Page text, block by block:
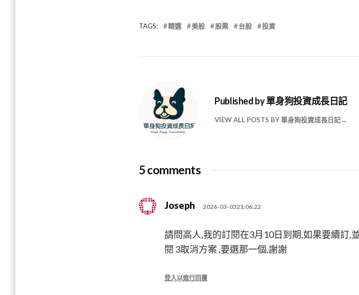
TAGS: 精選 美股 股票 台股 投資
Published by單身狗投資成長日記
VIEW ALL POSTS BY 單身狗投資成長日記
5 comments
Joseph 2026-03-0321:06:22
請問高人,我的訂閱在3月10日到期,如果要續訂,
閱 3取消方案 ,要選那一個,謝謝
登入以進行回覆